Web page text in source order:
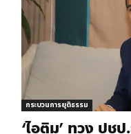
กระบวนการยุติธรรม
‘ไอติม’ ทวง ปช